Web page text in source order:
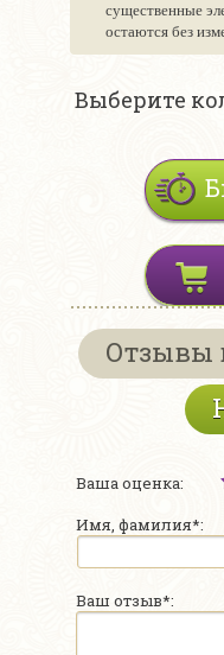
существенные
остаются без
Выберите
Отзывы
Ваша оценка:
Имя, фамилия*:
Ваш отзыв*: